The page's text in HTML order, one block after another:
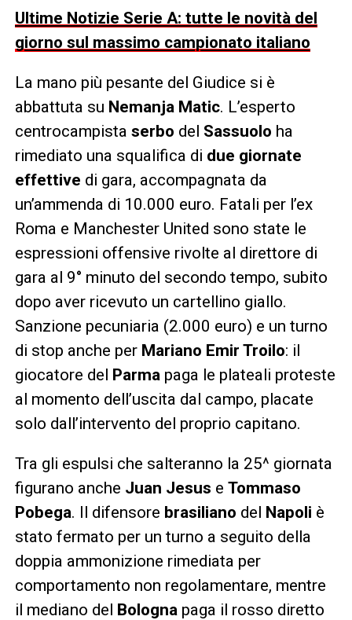
Ultime Notizie Serie A: tutte le novità del
giorno sul massimo campionato italiano
La mano più pesante del Giudice si è
abbattuta su Nemanja Matic. L’esperto
centrocampista serbo del Sassuolo ha
rimediato una squalifica di due giornate
effettive di gara, accompagnata da
un’ammenda di 10.000 euro. Fatali per l’ex
Roma e Manchester United sono state le
espressioni offensive rivolte al direttore di
gara al 9° minuto del secondo tempo, subito
dopo aver ricevuto un cartellino giallo.
Sanzione pecuniaria (2.000 euro) e un turno
di stop anche per Mariano Emir Troilo: il
giocatore del Parma paga le plateali proteste
al momento dell’uscita dal campo, placate
solo dall’intervento del proprio capitano.
Tra gli espulsi che salteranno la 25^ giornata
figurano anche Juan Jesus e Tommaso
Pobega. Il difensore brasiliano del Napoli è
stato fermato per un turno a seguito della
doppia ammonizione rimediata per
comportamento non regolamentare, mentre
il mediano del Bologna paga il rosso diretto